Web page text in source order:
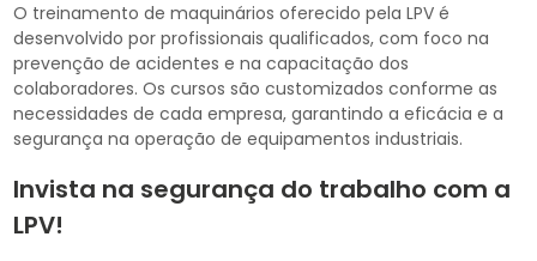
O treinamento de maquinários oferecido pela LPV é
desenvolvido por profissionais qualificados, com foco na
prevenção de acidentes e na capacitação dos
colaboradores. Os cursos são customizados conforme as
necessidades de cada empresa, garantindo a eficácia e a
segurança na operação de equipamentos industriais.
Invista na segurança do trabalho com a
LPV!